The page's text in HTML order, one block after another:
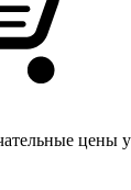
цены